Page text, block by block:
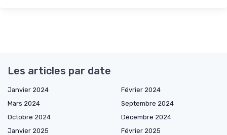
Les articles par date
Janvier 2024
Février 2024
Mars 2024
Septembre 2024
Octobre 2024
Décembre 2024
Janvier 2025
Février 2025